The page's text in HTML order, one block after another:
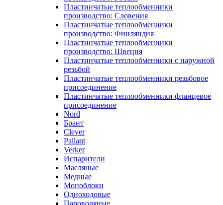
Пластинчатые теплообменники
производство: Словения
Пластинчатые теплообменники
производство: Финляндия
Пластинчатые теплообменники
производство: Швеция
Пластинчатые теплообменники с наружной
резьбой
Пластинчатые теплообменники резьбовое
присоединение
Пластинчатые теплообменники фланцевое
присоединение
Nord
Брант
Clever
Pallant
Verker
Испарители
Масляные
Медные
Моноблоки
Одноходовые
Пароводяные